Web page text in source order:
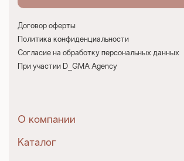
Договор оферты
Политика конфиденциальности
Согласие на обработку персональных данных
При участии D_GMA Agency
О компании
Каталог